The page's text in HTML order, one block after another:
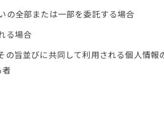
の全部または一部を委託する場合
る場合
旨並びに共同して利用される個人情